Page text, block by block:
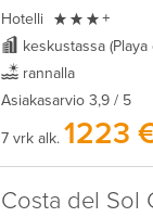
Hotelli  +
keskustassa
rannalla
Asiakasarvio 3,9 / 5
7 vrk alk. 1223
Costa del Sol